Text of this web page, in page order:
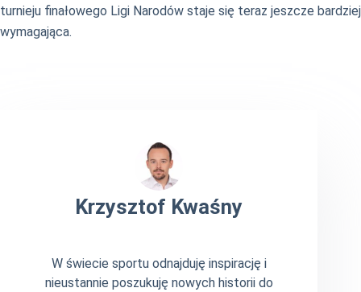
turnieju finałowego Ligi Narodów staje się teraz jeszcze bardziej
wymagająca.
Krzysztof Kwaśny
W świecie sportu odnajduję inspirację i
nieustannie poszukuję nowych historii do